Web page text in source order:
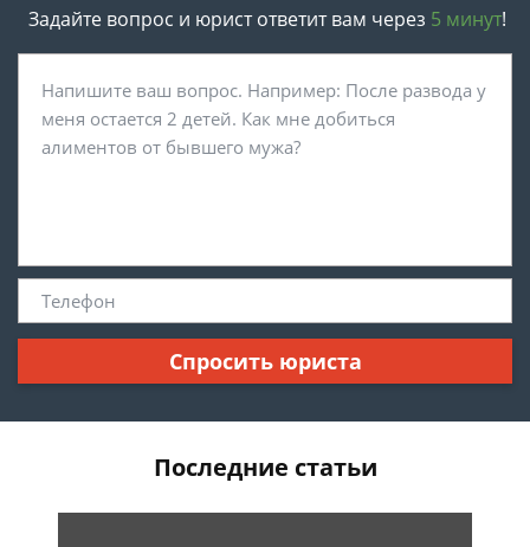
Задайте вопрос и юрист ответит вам через 5 минут!
Спросить юриста
Последние статьи